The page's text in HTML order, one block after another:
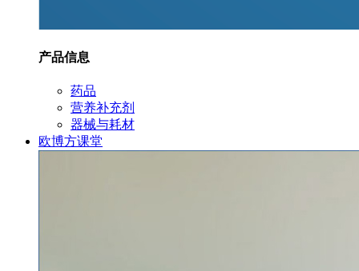
产品信息
药品
营养补充剂
器械与耗材
欧博方课堂